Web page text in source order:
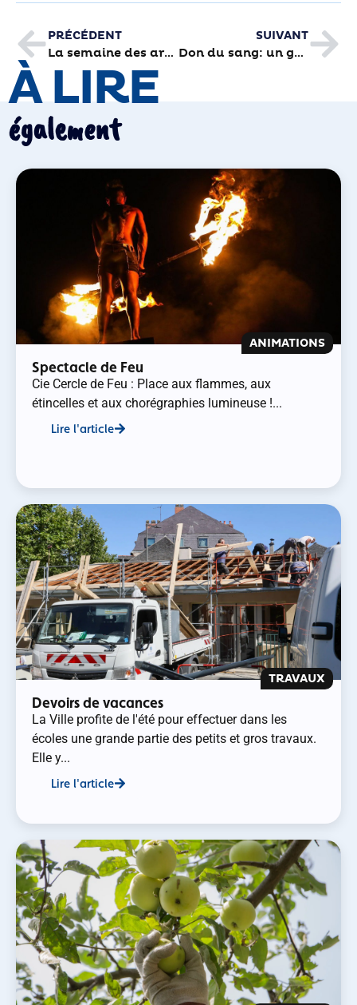
PRÉCÉDENT
La semaine des arts plastiques
SUIVANT
Don du sang: un geste toujours irremplaçable pour sauver des vies
À LIRE
également
ANIMATIONS
Spectacle de Feu
Cie Cercle de Feu : Place aux flammes, aux
étincelles et aux chorégraphies lumineuse !...
Lire l'article
TRAVAUX
Devoirs de vacances
La Ville profite de l'été pour effectuer dans les
écoles une grande partie des petits et gros travaux.
Elle y...
Lire l'article